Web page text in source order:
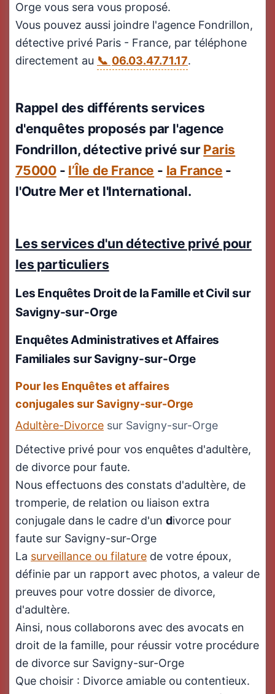
Orge vous sera vous proposé.
Vous pouvez aussi joindre l'agence Fondrillon,
détective privé Paris - France, par téléphone
directement au
06.03.47.71.17.
Rappel des différents services
d'enquêtes proposés par l'agence
Fondrillon, détective privé sur Paris
75000- l’Île de France - la France -
l'Outre Mer et l'International.
Les services d'un détective privé pour
les particuliers
Les Enquêtes Droit de la Famille et Civilsur
Savigny-sur-Orge
Enquêtes Administratives et Affaires
Familiales sur Savigny-sur-Orge
Pour les Enquêtes et affaires
conjugales sur Savigny-sur-Orge
Adultère-Divorce sur Savigny-sur-Orge
Détective privé pour vos enquêtes d'adultère,
de divorce pour faute.
Nous effectuons des constats d'adultère, de
tromperie, de relation ou liaison extra
conjugale dans le cadre d'un divorce pour
faute sur Savigny-sur-Orge
La surveillance ou filature de votre époux,
définie par un rapport avec photos, a valeur de
preuves pour votre dossier de divorce,
d'adultère.
Ainsi, nous collaborons avec des avocats en
droit de la famille, pour réussir votre procédure
de divorce sur Savigny-sur-Orge
Que choisir : Divorce amiable ou contentieux.